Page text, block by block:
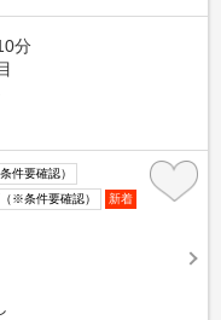
分
件要確認）
※条件要確認）
新着